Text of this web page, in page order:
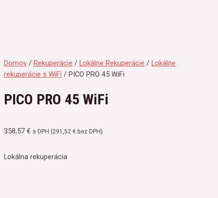
Domov / Rekuperácie / Lokálne Rekuperácie / Lokálne
rekuperácie s WiFi / PICO PRO 45 WiFi
PICO PRO 45 WiFi
358,57 € s DPH (291,52 € bez DPH)
Lokálna rekuperácia